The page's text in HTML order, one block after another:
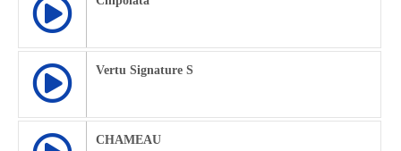
Vertu Signature S
CHAMEAU